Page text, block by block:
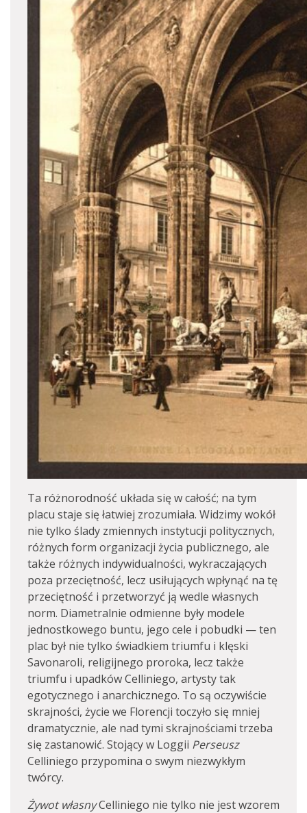
Ta różnorodność układa się w całość; na tym
placu staje się łatwiej zrozumiała. Widzimy wokół
nie tylko ślady zmiennych instytucji politycznych,
różnych form organizacji życia publicznego, ale
także różnych indywidualności, wykraczających
poza przeciętność, lecz usiłujących wpłynąć na tę
przeciętność i przetworzyć ją wedle własnych
norm. Diametralnie odmienne były modele
jednostkowego buntu, jego cele i pobudki — ten
plac był nie tylko świadkiem triumfu i klęski
Savonaroli, religijnego proroka, lecz także
triumfu i upadków Celliniego, artysty tak
egotycznego i anarchicznego. To są oczywiście
skrajności, życie we Florencji toczyło się mniej
dramatycznie, ale nad tymi skrajnościami trzeba
się zastanowić. Stojący w Loggii Perseusz
Celliniego przypomina o swym niezwykłym
twórcy.
Żywot własnyCelliniego nie tylko nie jest wzorem